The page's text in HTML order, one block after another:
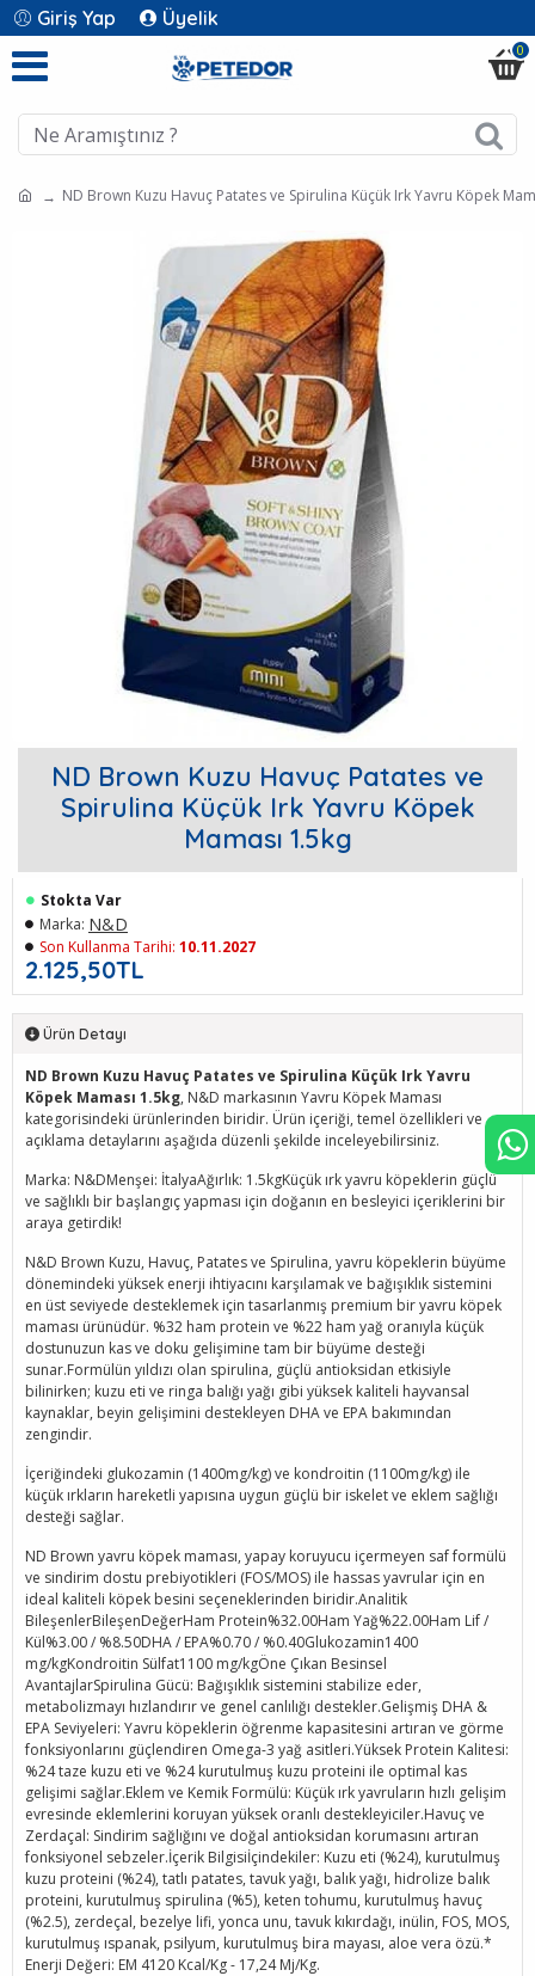
Giriş Yap Üyelik
0
ND Brown Kuzu Havuç Patates ve Spirulina Küçük Irk Yavru Köpek
ND Brown Kuzu Havuç Patates ve
Spirulina Küçük Irk Yavru Köpek
Maması 1.5kg
2.125,50TL
Stokta Var
Marka: N&D
Son Kullanma Tarihi: 10.11.2027
Ürün Detayı
ND Brown Kuzu Havuç Patates ve Spirulina Küçük Irk Yavru
Köpek Maması 1.5kg, N&D markasının Yavru Köpek Maması
kategorisindeki ürünlerinden biridir. Ürün içeriği, temel özellikleri ve
açıklama detaylarını aşağıda düzenli şekilde inceleyebilirsiniz.
Marka: N&DMenşei: İtalyaAğırlık: 1.5kgKüçük ırk yavru köpeklerin güçlü
ve sağlıklı bir başlangıç yapması için doğanın en besleyici içeriklerini bir
araya getirdik!
N&D Brown Kuzu, Havuç, Patates ve Spirulina, yavru köpeklerin büyüme
dönemindeki yüksek enerji ihtiyacını karşılamak ve bağışıklık sistemini
en üst seviyede desteklemek için tasarlanmış premium bir yavru köpek
maması ürünüdür. %32 ham protein ve %22 ham yağ oranıyla küçük
dostunuzun kas ve doku gelişimine tam bir büyüme desteği
sunar.Formülün yıldızı olan spirulina, güçlü antioksidan etkisiyle
bilinirken; kuzu eti ve ringa balığı yağı gibi yüksek kaliteli hayvansal
kaynaklar, beyin gelişimini destekleyen DHA ve EPA bakımından
zengindir.
İçeriğindeki glukozamin (1400mg/kg) ve kondroitin (1100mg/kg) ile
küçük ırkların hareketli yapısına uygun güçlü bir iskelet ve eklem sağlığı
desteği sağlar.
ND Brown yavru köpek maması, yapay koruyucu içermeyen saf formülü
ve sindirim dostu prebiyotikleri (FOS/MOS) ile hassas yavrular için en
ideal kaliteli köpek besini seçeneklerinden biridir.Analitik
BileşenlerBileşenDeğerHam Protein%32.00Ham Yağ%22.00Ham Lif /
Kül%3.00 / %8.50DHA / EPA%0.70 / %0.40Glukozamin1400
mg/kgKondroitin Sülfat1100 mg/kgÖne Çıkan Besinsel
AvantajlarSpirulina Gücü: Bağışıklık sistemini stabilize eder,
metabolizmayı hızlandırır ve genel canlılığı destekler.Gelişmiş DHA &
EPA Seviyeleri: Yavru köpeklerin öğrenme kapasitesini artıran ve görme
fonksiyonlarını güçlendiren Omega-3 yağ asitleri.Yüksek Protein Kalitesi:
%24 taze kuzu eti ve %24 kurutulmuş kuzu proteini ile optimal kas
gelişimi sağlar.Eklem ve Kemik Formülü: Küçük ırk yavruların hızlı gelişim
evresinde eklemlerini koruyan yüksek oranlı destekleyiciler.Havuç ve
Zerdaçal: Sindirim sağlığını ve doğal antioksidan korumasını artıran
fonksiyonel sebzeler.İçerik Bilgisiİçindekiler: Kuzu eti (%24), kurutulmuş
kuzu proteini (%24), tatlı patates, tavuk yağı, balık yağı, hidrolize balık
proteini, kurutulmuş spirulina (%5), keten tohumu, kurutulmuş havuç
(%2.5), zerdeçal, bezelye lifi, yonca unu, tavuk kıkırdağı, inülin, FOS, MOS,
kurutulmuş ıspanak, psilyum, kurutulmuş bira mayası, aloe vera özü.*
Enerji Değeri: EM 4120 Kcal/Kg - 17,24 Mj/Kg.